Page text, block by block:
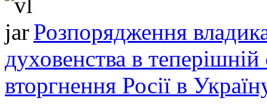
Розпорядження
духовенства в теперішній
вторгнення Росії в